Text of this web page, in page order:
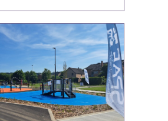
en-Famenne